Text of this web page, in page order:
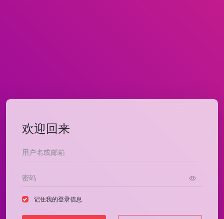
欢迎回来
记住我的登录信息